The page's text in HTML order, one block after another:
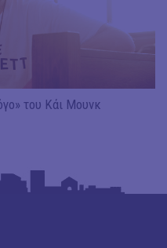
του Κάι Μουνκ